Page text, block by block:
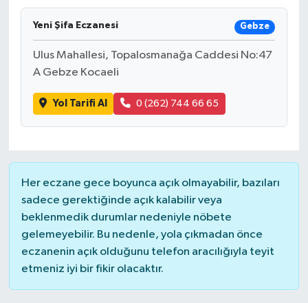
Yeni Şifa Eczanesi Gebze
Ulus Mahallesi, Topalosmanağa Caddesi No:47
A Gebze Kocaeli
Yol Tarifi Al 0 (262) 744 66 65
Her eczane gece boyunca açık olmayabilir, bazıları
sadece gerektiğinde açık kalabilir veya
beklenmedik durumlar nedeniyle nöbete
gelemeyebilir. Bu nedenle, yola çıkmadan önce
eczanenin açık olduğunu telefon aracılığıyla teyit
etmeniz iyi bir fikir olacaktır.